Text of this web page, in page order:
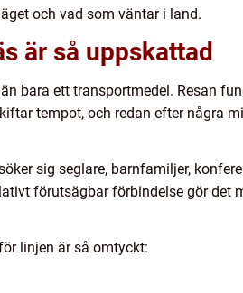
och vad som väntar i land.
är så uppskattad
bara ett transportmedel. Resan
tempot, och redan efter några
sig seglare, barnfamiljer,
förutsägbar förbindelse gör det
linjen är så omtyckt: